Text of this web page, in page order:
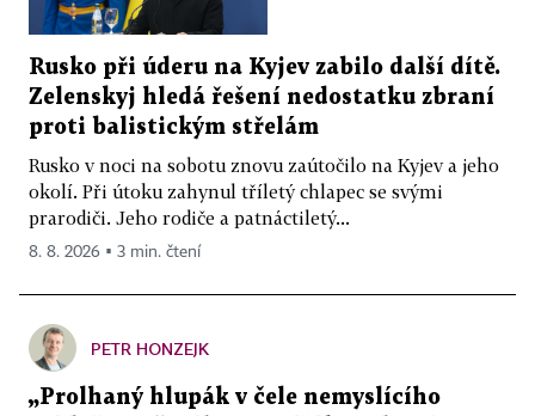
Rusko při úderu na Kyjev zabilo další dítě.
Zelenskyj hledá řešení nedostatku zbraní
proti balistickým střelám
Rusko v noci na sobotu znovu zaútočilo na Kyjev a jeho
okolí. Při útoku zahynul tříletý chlapec se svými
prarodiči. Jeho rodiče a patnáctiletý...
8. 8. 2026 ▪ 3 min. čtení
PETR HONZEJK
„Prolhaný hlupák v čele nemyslícího